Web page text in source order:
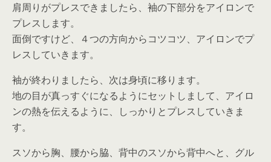
肩周りがプレスできましたら、袖の下部分をアイロンで
プレスします。
面倒ですけど、４つの方向からコツコツ、アイロンでプ
レスしていきます。
袖が終わりましたら、次は身頃に移ります。
地の目が真っすぐになるようにセットしまして、アイロ
ンの熱を伝えるように、しっかりとプレスしていきま
す。
スソから胸、腰から脇、背中のスソから背中へと、グル